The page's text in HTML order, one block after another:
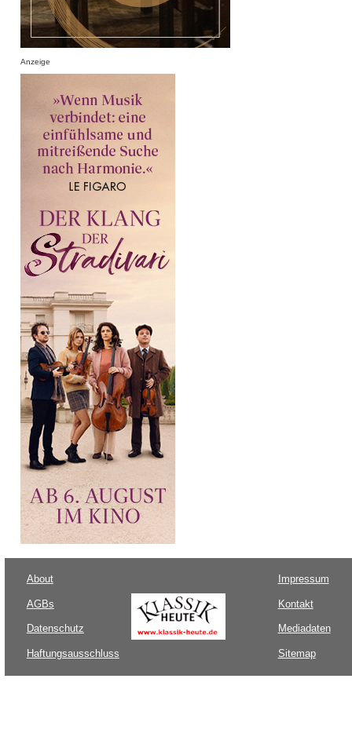
Anzeige
About
AGBs
Datenschutz
Haftungsausschluss
Impressum
Kontakt
Mediadaten
Sitemap